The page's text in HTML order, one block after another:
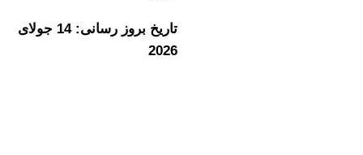
تاریخ بروز رسانی: 14 جولای
2026